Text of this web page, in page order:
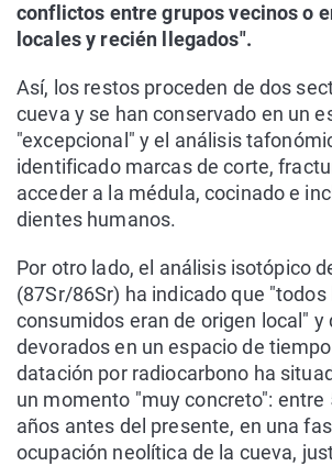
conflictos entre grupos vecinos o
locales y recién llegados".
Así, los restos proceden de dos
cueva y se han conservado en un
"excepcional" y el análisis
identificado marcas de corte,
acceder a la médula, cocinado e
dientes humanos.
Por otro lado, el análisis isotópico
(87Sr/86Sr) ha indicado que
consumidos eran de origen local" y
devorados en un espacio de
datación por radiocarbono ha
un momento "muy concreto": entre
años antes del presente, en una
ocupación neolítica de la cueva,